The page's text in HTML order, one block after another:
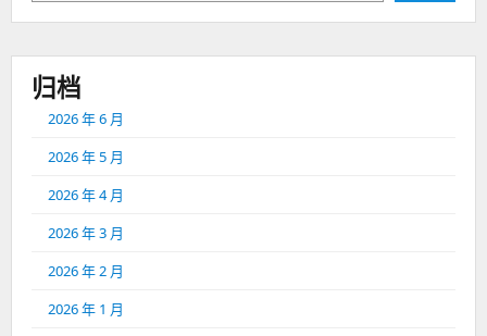
归档
2026 年 6 月
2026 年 5 月
2026 年 4 月
2026 年 3 月
2026 年 2 月
2026 年 1 月